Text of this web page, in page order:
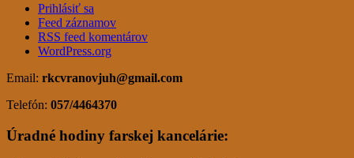
Prihlásiť sa
Feed záznamov
RSS feed komentárov
WordPress.org
Email: rkcvranovjuh@gmail.com
Telefón: 057/4464370
Úradné hodiny farskej kancelárie: